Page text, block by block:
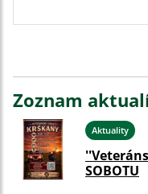
Zoznam
Aktuality
SOBOTU